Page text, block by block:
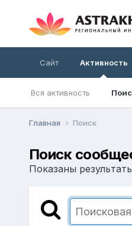
Сайт Активность
Вся активность
Главная Поиск
Поиск
Показаны